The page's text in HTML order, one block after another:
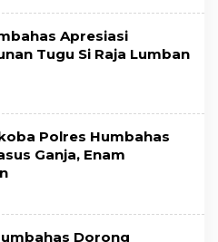
Apresiasi
Tugu Si Raja Lumban
Polres Humbahas
Ganja, Enam
Dorong